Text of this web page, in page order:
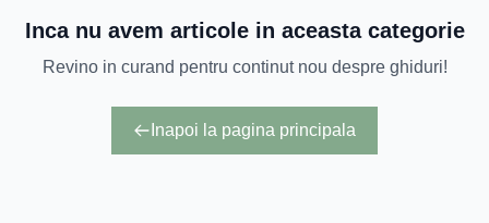
Inca nu avem articole in aceasta categorie
Revino in curand pentru continut nou despre ghiduri!
Inapoi la pagina principala